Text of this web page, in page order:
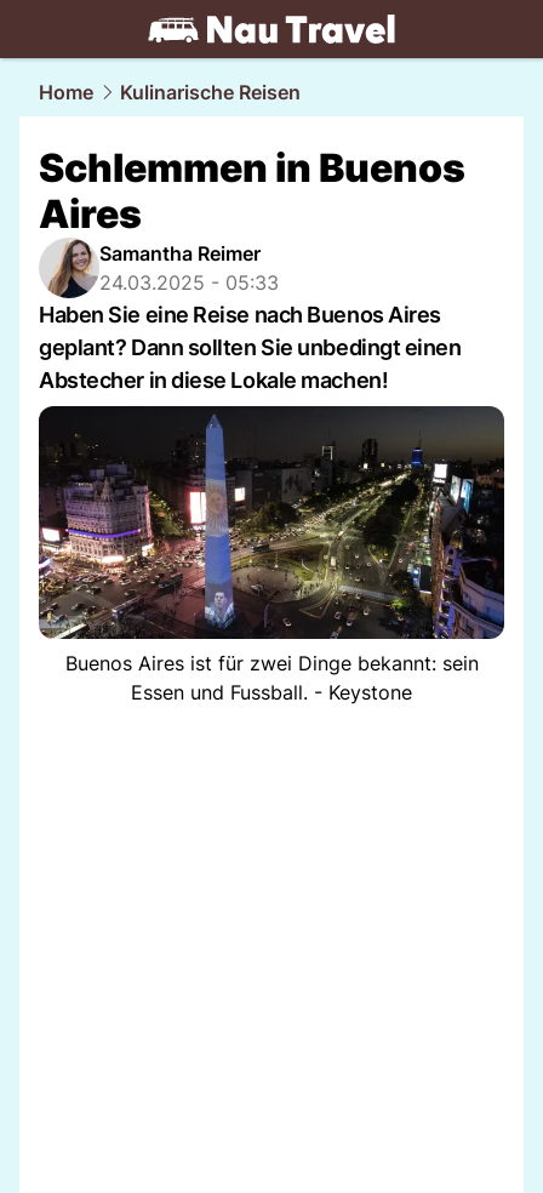
travel.NAU.ch
Home Kulinarische Reisen
Schlemmen in Buenos
Aires
Samantha Reimer
24.03.2025 - 05:33
Haben Sie eine Reise nach Buenos Aires
geplant? Dann sollten Sie unbedingt einen
Abstecher in diese Lokale machen!
Buenos Aires ist für zwei Dinge bekannt: sein
Essen und Fussball. - Keystone